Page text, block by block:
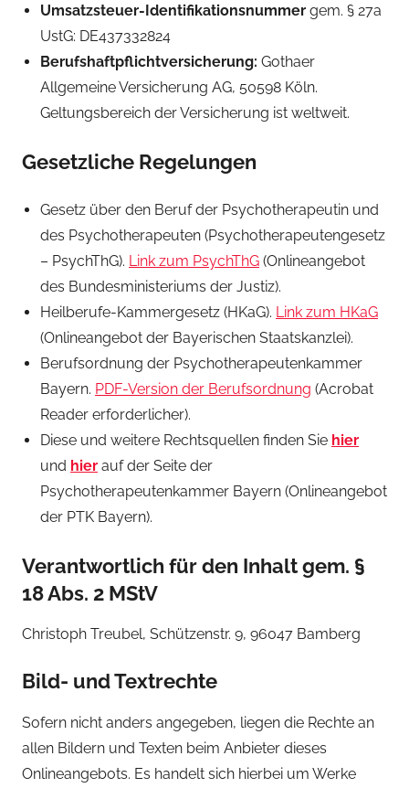
Umsatzsteuer-Identifikationsnummer gem. § 27a
UstG: DE437332824
Berufshaftpflichtversicherung: Gothaer
Allgemeine Versicherung AG, 50598 Köln.
Geltungsbereich der Versicherung ist weltweit.
Gesetzliche Regelungen
Gesetz über den Beruf der Psychotherapeutin und
des Psychotherapeuten (Psychotherapeutengesetz
– PsychThG). Link zum PsychThG (Onlineangebot
des Bundesministeriums der Justiz).
Heilberufe-Kammergesetz (HKaG). Link zum HKaG
(Onlineangebot der Bayerischen Staatskanzlei).
Berufsordnung der Psychotherapeutenkammer
Bayern. PDF-Version der Berufsordnung (Acrobat
Reader erforderlicher).
Diese und weitere Rechtsquellen finden Sie hier
und hier auf der Seite der
Psychotherapeutenkammer Bayern (Onlineangebot
der PTK Bayern).
Verantwortlich für den Inhalt gem. §
18 Abs. 2 MStV
Christoph Treubel, Schützenstr. 9, 96047 Bamberg
Bild- und Textrechte
Sofern nicht anders angegeben, liegen die Rechte an
allen Bildern und Texten beim Anbieter dieses
Onlineangebots. Es handelt sich hierbei um Werke